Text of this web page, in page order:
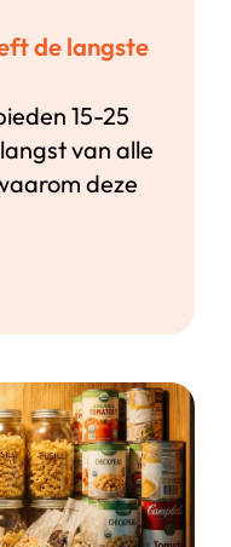
de langste
15-25
van alle
deze